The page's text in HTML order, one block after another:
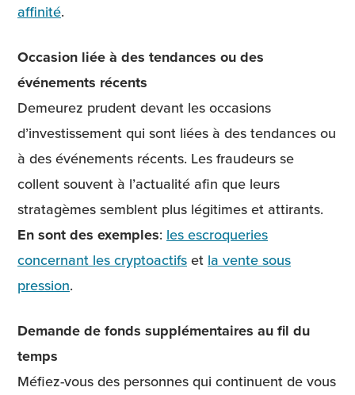
affinité.
Occasion liée à des tendances ou des
événements récents
Demeurez prudent devant les occasions
d’investissement qui sont liées à des tendances ou
à des événements récents. Les fraudeurs se
collent souvent à l’actualité afin que leurs
stratagèmes semblent plus légitimes et attirants.
En sont des exemples: les escroqueries
concernant les cryptoactifs et la vente sous
pression.
Demande de fonds supplémentaires au fil du
temps
Méfiez-vous des personnes qui continuent de vous